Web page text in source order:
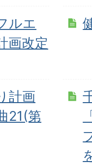
ルエ
画改定
計画
21(第